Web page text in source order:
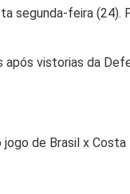
segunda-feira (24).
vistorias da
de Brasil x Costa